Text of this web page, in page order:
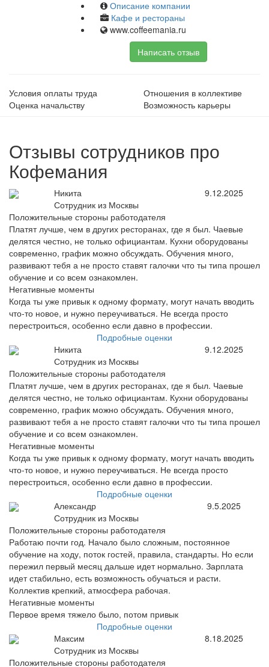
Описание компании
Кафе и рестораны
www.coffeemania.ru
Написать отзыв
Условия оплаты труда
Отношения в коллективе
Оценка начальству
Возможность карьеры
Отзывы сотрудников про
Кофемания
Никита
Сотрудник из Москвы
9.12.2025
Положительные стороны работодателя
Платят лучше, чем в других ресторанах, где я был. Чаевые
делятся честно, не только официантам. Кухни оборудованы
современно, график можно обсуждать. Обучения много,
развивают тебя а не просто ставят галочки что ты типа прошел
обучение и со всем ознакомлен.
Негативные моменты
Когда ты уже привык к одному формату, могут начать вводить
что-то новое, и нужно переучиваться. Не всегда просто
перестроиться, особенно если давно в профессии.
Подробные оценки
Никита
Сотрудник из Москвы
9.12.2025
Положительные стороны работодателя
Платят лучше, чем в других ресторанах, где я был. Чаевые
делятся честно, не только официантам. Кухни оборудованы
современно, график можно обсуждать. Обучения много,
развивают тебя а не просто ставят галочки что ты типа прошел
обучение и со всем ознакомлен.
Негативные моменты
Когда ты уже привык к одному формату, могут начать вводить
что-то новое, и нужно переучиваться. Не всегда просто
перестроиться, особенно если давно в профессии.
Подробные оценки
Александр
Сотрудник из Москвы
9.5.2025
Положительные стороны работодателя
Работаю почти год. Начало было сложным, постоянное
обучение на ходу, поток гостей, правила, стандарты. Но если
пережил первый месяц дальше идет нормально. Зарплата
идет стабильно, есть возможность обучаться и расти.
Коллектив крепкий, атмосфера рабочая.
Негативные моменты
Первое время тяжело было, потом привык
Подробные оценки
Максим
Сотрудник из Москвы
8.18.2025
Положительные стороны работодателя